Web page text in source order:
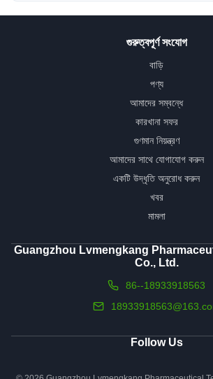
গুরুত্বপূর্ণ সংযোগ
বাড়ি
পণ্য
আমাদের সম্বন্ধে
কারখানা সফর
গুণমান নিয়ন্ত্রণ
আমাদের সাথে যোগাযোগ করুন
একটি উদ্ধৃতি অনুরোধ করুন
খবর
মামলা
Guangzhou Lvmengkang
Co., Ltd.
86--18933918563
Follow Us